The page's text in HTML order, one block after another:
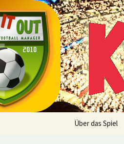
Inhalt
springen
Über das Spiel